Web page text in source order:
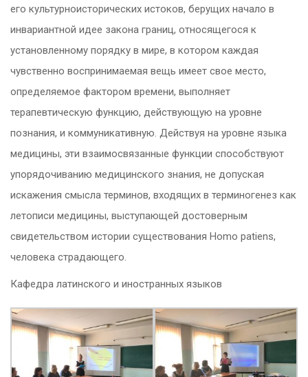
его культурноисторических истоков, берущих начало в
инвариантной идее закона границ, относящегося к
установленному порядку в мире, в котором каждая
чувственно воспринимаемая вещь имеет свое место,
определяемое фактором времени, выполняет
терапевтическую функцию, действующую на уровне
познания, и коммуникативную. Действуя на уровне языка
медицины, эти взаимосвязанные функции способствуют
упорядочиванию медицинского знания, не допуская
искажения смысла терминов, входящих в терминогенез как
летописи медицины, выступающей достоверным
свидетельством истории существования Homo patiens,
человека страдающего.
Кафедра латинского и иностранных языков